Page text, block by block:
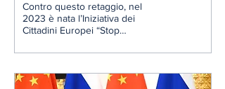
Contro questo retaggio, nel
2023 è nata l’Iniziativa dei
Cittadini Europei “Stop